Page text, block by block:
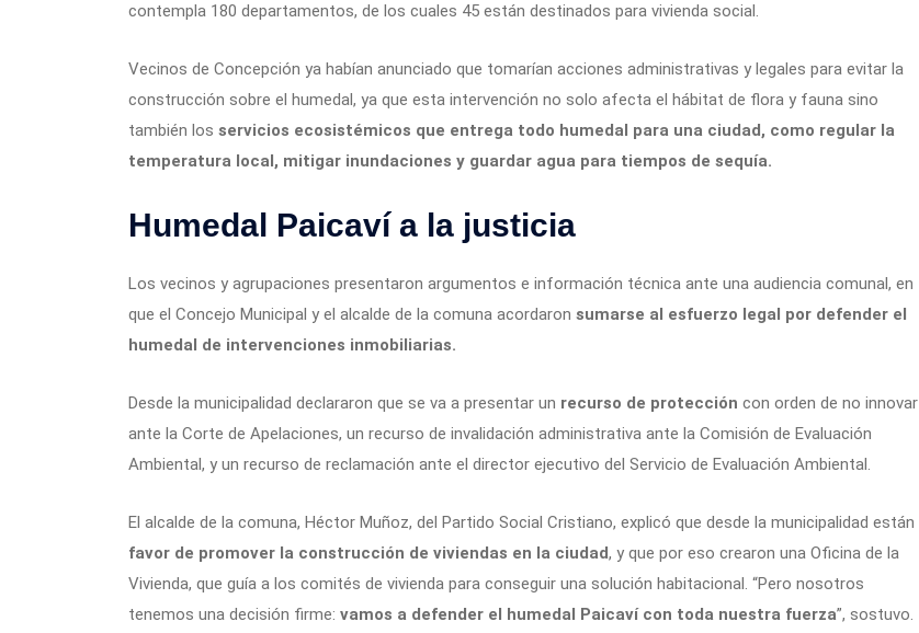
contempla 180 departamentos, de los cuales 45 están destinados para vivienda social.
Vecinos de Concepción ya habían anunciado que tomarían acciones administrativas y legales para evitar la
construcción sobre el humedal, ya que esta intervención no solo afecta el hábitat de flora y fauna sino
también los servicios ecosistémicos que entrega todo humedal para una ciudad, como regular la
temperatura local, mitigar inundaciones y guardar agua para tiempos de sequía.
Humedal Paicaví a la justicia
Los vecinos y agrupaciones presentaron argumentos e información técnica ante una audiencia comunal, en
que el Concejo Municipal y el alcalde de la comuna acordaron sumarse al esfuerzo legal por defender el
humedal de intervenciones inmobiliarias.
Desde la municipalidad declararon que se va a presentar un recurso de protección con orden de no innovar
ante la Corte de Apelaciones, un recurso de invalidación administrativa ante la Comisión de Evaluación
Ambiental, y un recurso de reclamación ante el director ejecutivo del Servicio de Evaluación Ambiental.
El alcalde de la comuna, Héctor Muñoz, del Partido Social Cristiano, explicó que desde la municipalidad están
favor de promover la construcción de viviendas en la ciudad, y que por eso crearon una Oficina de la
Vivienda, que guía a los comités de vivienda para conseguir una solución habitacional. “Pero nosotros
tenemos una decisión firme: vamos a defender el humedal Paicaví con toda nuestra fuerza”, sostuvo.